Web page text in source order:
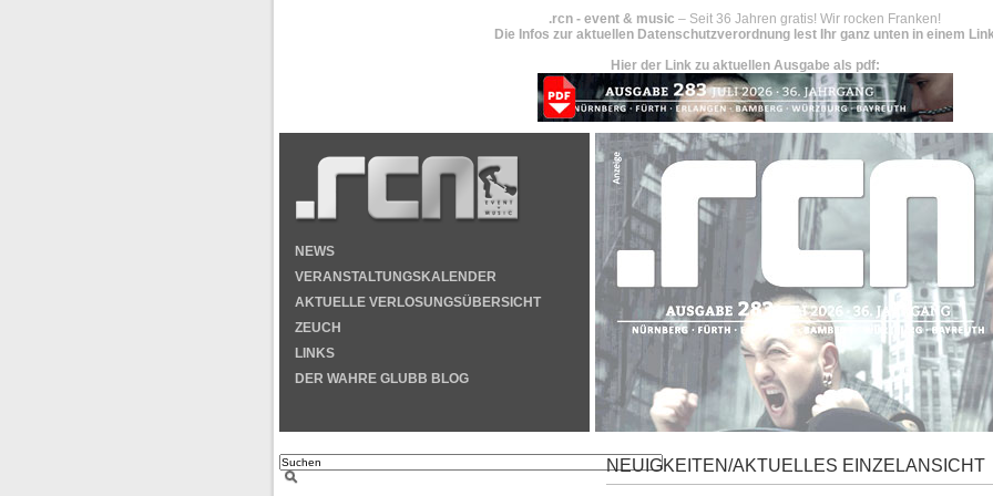
.rcn - event & music – Seit 36 Jahren gratis! Wir rocken Franken!
Die Infos zur aktuellen Datenschutzverordnung lest Ihr ganz unten in einem
Hier der Link zu aktuellen Ausgabe als pdf:
NEWS
VERANSTALTUNGSKALENDER
AKTUELLE VERLOSUNGSÜBERSICHT
ZEUCH
LINKS
DER WAHRE GLUBB BLOG
NEUIGKEITEN/AKTUELLES EINZELANSICHT